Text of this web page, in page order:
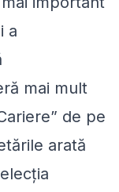
a
mai mult
de pe
arată